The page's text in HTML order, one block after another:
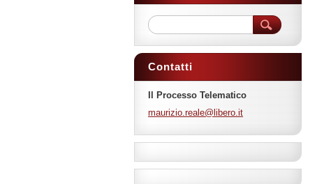
Contatti
Il Processo Telematico
maurizio.reale@l ibero.it